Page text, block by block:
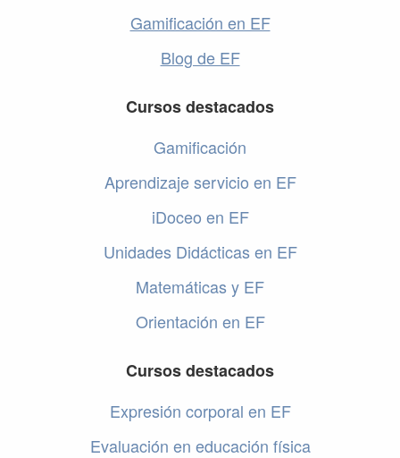
Gamificación en EF
Blog de EF
Cursos destacados
Gamificación
Aprendizaje servicio en EF
iDoceo en EF
Unidades Didácticas en EF
Matemáticas y EF
Orientación en EF
Cursos destacados
Expresión corporal en EF
Evaluación en educación física